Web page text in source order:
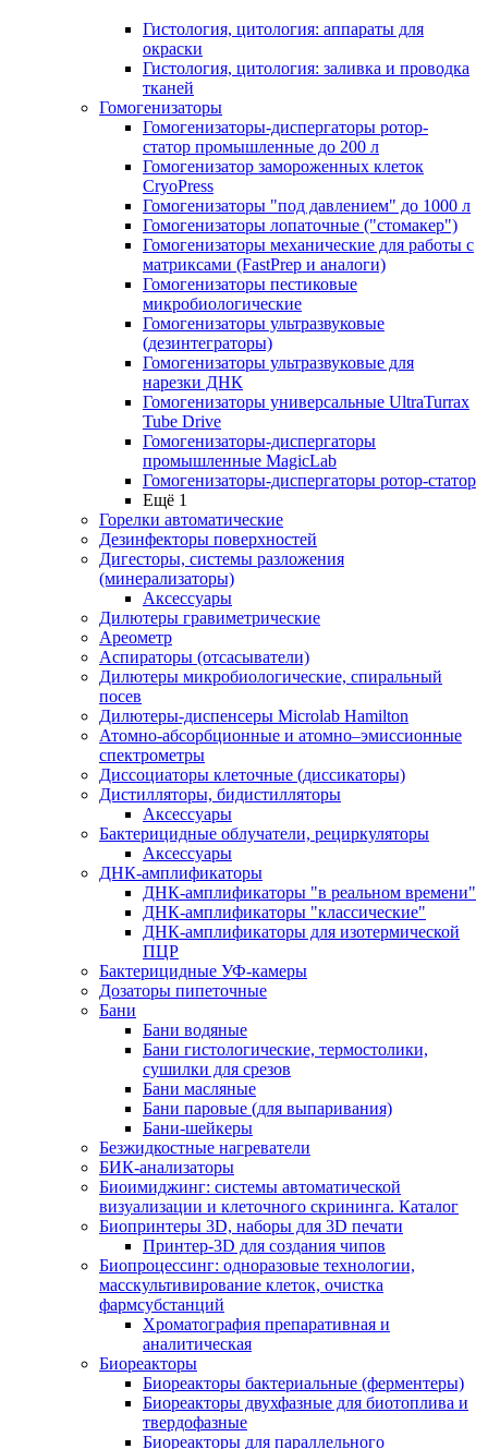
Гистология, цитология: аппараты для
окраски
Гистология, цитология: заливка и проводка
тканей
Гомогенизаторы
Гомогенизаторы-диспергаторы ротор-
статор промышленные до 200 л
Гомогенизатор замороженных клеток
CryoPress
Гомогенизаторы "под давлением" до 1000 л
Гомогенизаторы лопаточные ("стомакер")
Гомогенизаторы механические для работы с
матриксами (FastPrep и аналоги)
Гомогенизаторы пестиковые
микробиологические
Гомогенизаторы ультразвуковые
(дезинтеграторы)
Гомогенизаторы ультразвуковые для
нарезки ДНК
Гомогенизаторы универсальные UltraTurrax
Tube Drive
Гомогенизаторы-диспергаторы
промышленные MagicLab
Гомогенизаторы-диспергаторы ротор-статор
Ещё 1
Горелки автоматические
Дезинфекторы поверхностей
Дигесторы, системы разложения
(минерализаторы)
Аксессуары
Дилютеры гравиметрические
Ареометр
Аспираторы (отсасыватели)
Дилютеры микробиологические, спиральный
посев
Дилютеры-диспенсеры Microlab Hamilton
Атомно-абсорбционные и атомно–эмиссионные
спектрометры
Диссоциаторы клеточные (диссикаторы)
Дистилляторы, бидистилляторы
Аксессуары
Бактерицидные облучатели, рециркуляторы
Аксессуары
ДНК-амплификаторы
ДНК-амплификаторы "в реальном времени"
ДНК-амплификаторы "классические"
ДНК-амплификаторы для изотермической
ПЦР
Бактерицидные УФ-камеры
Дозаторы пипеточные
Бани
Бани водяные
Бани гистологические, термостолики,
сушилки для срезов
Бани масляные
Бани паровые (для выпаривания)
Бани-шейкеры
Безжидкостные нагреватели
БИК-анализаторы
Биоимиджинг: системы автоматической
визуализации и клеточного скрининга. Каталог
Биопринтеры 3D, наборы для 3D печати
Принтер-3D для создания чипов
Биопроцессинг: одноразовые технологии,
масскультивирование клеток, очистка
фармсубстанций
Хроматография препаративная и
аналитическая
Биореакторы
Биореакторы бактериальные (ферментеры)
Биореакторы двухфазные для биотоплива и
твердофазные
Биореакторы для параллельного